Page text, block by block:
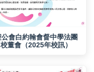
校董會（2025年校訊）